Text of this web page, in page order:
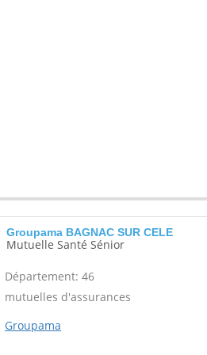
Groupama BAGNAC SUR CELE
Mutuelle Santé Sénior
Département: 46
mutuelles d'assurances
Groupama